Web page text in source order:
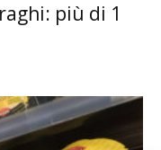
più di 1